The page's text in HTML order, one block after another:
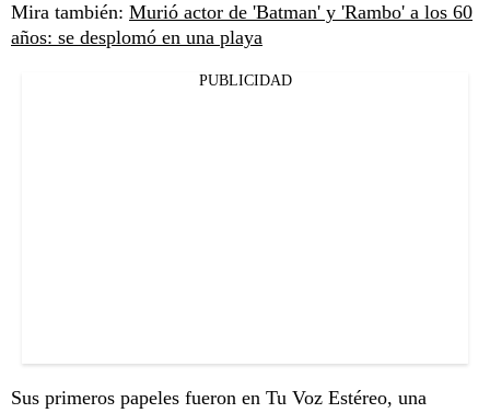
Mira también: Murió actor de 'Batman' y 'Rambo' a los 60
años: se desplomó en una playa
PUBLICIDAD
Sus primeros papeles fueron en Tu Voz Estéreo, una